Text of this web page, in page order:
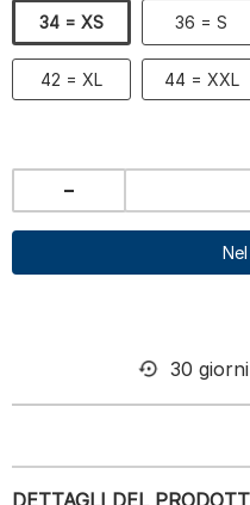
34 = XS 36 = S
42 = XL 44 = XXL
-
30
DETTAGLI DEL